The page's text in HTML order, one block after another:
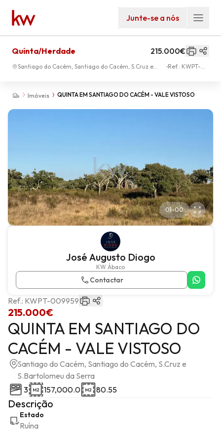
Junte-se a nós
Imóveis QUINTA EM SANTIAGO DO CACÉM - VALE VISTOSO
Quinta/Herdade 215.000€
Santiago do Cacém, Santiago do Cacém, S.Cruz e
Ref.: KWPT-
01-00
José Augusto Diogo
KW Ábaco
Contactar
215.000€
Ref.: KWPT-009959
QUINTA EM SANTIAGO DO
CACÉM - VALE VISTOSO
Santiago do Cacém, Santiago do Cacém, S.Cruz e
S.Bartolomeu da Serra
3
157,000.0 80.55
Descrição
Estado
Ruína